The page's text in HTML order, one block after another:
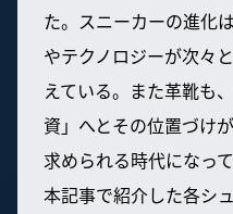
た。スニーカーの進化
やテクノロジーが次々
えている。また革靴も
資」へとその位置づけ
求められる時代になって
本記事で紹介した各シ